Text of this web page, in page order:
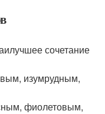
сочетание
изумрудным,
фиолетовым,